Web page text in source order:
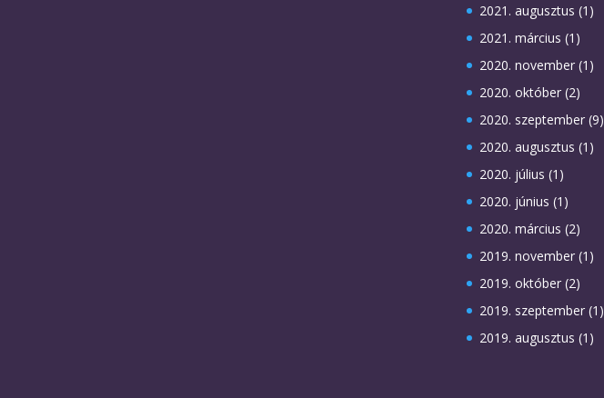
2021. augusztus (1)
2021. március (1)
2020. november(1)
2020. október(2)
2020. szeptember(9)
2020. augusztus (1)
2020. július (1)
2020. június (1)
2020. március (2)
2019. november(1)
2019. október(2)
2019. szeptember(1)
2019. augusztus (1)